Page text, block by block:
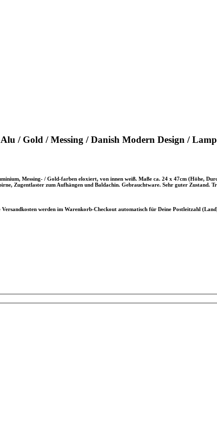
/ Gold / Messing / Danish Modern Design /
Messing- / Gold-farben eloxiert, von innen weiß. Maße ca. 24 x 47cm (Höhe,
Zugentlaster zum Aufhängen und Baldachin. Gebrauchtware. Sehr guter Zustand.
werden im Warenkorb-Checkout automatisch für Deine Postleitzahl